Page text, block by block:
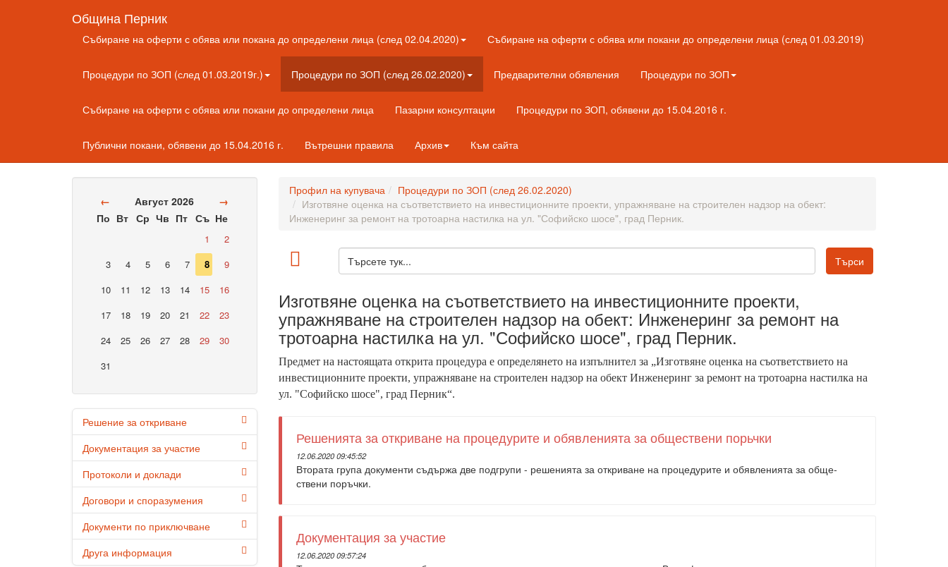
Община Перник
Събиране на оферти с обява или покана до определени лица (след 02.04.2020) Събиране на оферти с обява или покани до определени лица (след 01.03.2019)
Процедури по ЗОП (след 01.03.2019г.) Процедури по ЗОП (след 26.02.2020) Предварителни обявления Процедури по ЗОП
Събиране на оферти с обява или покани до определени лица Пазарни консултации Процедури по ЗОП, обявени до 15.04.2016 г.
Публични покани, обявени до 15.04.2016 г. Вътрешни правила Архив Към сайта
← Август 2026
→
По Вт Ср Чв Пт Съ Не
1
2
3
4 5 6 7 8
9
10
11 12 13 14 15
16
17
18 19 20 21 22
23
24
25 26 27 28 29
30
31
Решение за откриване
Документация за участие
Протоколи и доклади
Договори и споразумения
Документи по приключване
Друга информация
Профил на купувача
Процедури по ЗОП (след 26.02.2020)
Изготвяне оценка на съответствието на инвестиционните проекти, упражняване на строителен надзор на обект:
Инженеринг за ремонт на тротоарна настилка на ул. "Софийско шосе", град Перник.
Изготвяне оценка на съответствието на инвестиционните проекти,
упражняване на строителен надзор на обект: Инженеринг за ремонт на
тротоарна настилка на ул. "Софийско шосе", град Перник.
Предмет на настоящата открита процедура е определянето на изпълнител за „Изготвяне оценка на съответствието на
инвестиционните проекти, упражняване на строителен надзор на обект Инженеринг за ремонт на тротоарна настилка на
ул. "Софийско шосе", град Перник“.
Решенията за откриване на процедурите и обявленията за обществени порьчки
12.06.2020 09:45:52
Втората група документи съдържа две подгрупи - реше­нията за откриване на процедурите и обявленията за обще­
ствени поръчки.
Документация за участие
12.06.2020 09:57:24